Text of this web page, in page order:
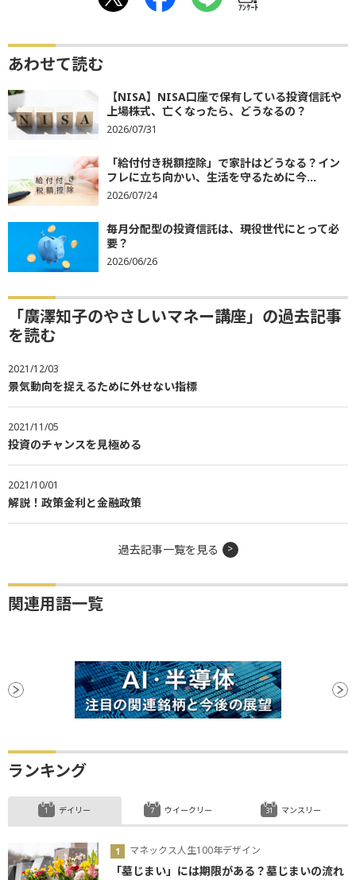
ｱﾝｹｰﾄ
あわせて読む
【NISA】NISA口座で保有している投資信託や
上場株式、亡くなったら、どうなるの？
2026/07/31
「給付付き税額控除」で家計はどうなる？イン
フレに立ち向かい、生活を守るために今...
2026/07/24
毎月分配型の投資信託は、現役世代にとって必
要？
2026/06/26
「廣澤知子のやさしいマネー講座」の過去記事
を読む
2021/12/03
景気動向を捉えるために外せない指標
2021/11/05
投資のチャンスを見極める
2021/10/01
解説！政策金利と金融政策
過去記事一覧を見る
関連用語一覧
ランキング
デイリー
マネックス人生100年デザイン
「墓じまい」には期限がある？墓じまいの流れ
ウイークリー マンスリー